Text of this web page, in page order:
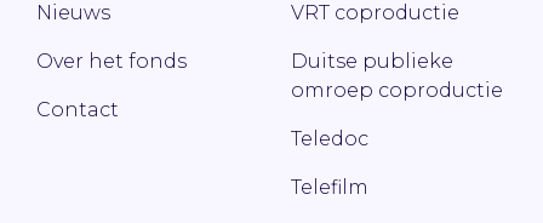
Nieuws
Over het fonds
Contact
VRT coproductie
Duitse publieke
omroep coproductie
Teledoc
Telefilm